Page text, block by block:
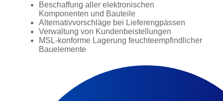
Beschaffung aller elektronischen
Komponenten und Bauteile
Alternativvorschläge bei Lieferengpässen
Verwaltung von Kundenbeistellungen
MSL-konforme Lagerung feuchteempfindlicher
Bauelemente